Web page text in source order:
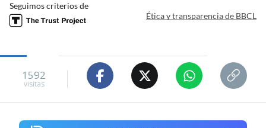
Seguimos criterios de
Ética y transparencia de BBCL
1592
visitas